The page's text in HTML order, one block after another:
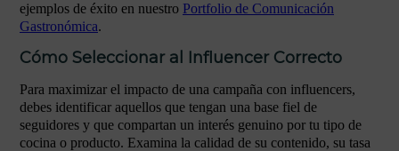
ejemplos de éxito en nuestro Portfolio de Comunicación
Gastronómica.
Cómo Seleccionar al Influencer Correcto
Para maximizar el impacto de una campaña con influencers,
debes identificar aquellos que tengan una base fiel de
seguidores y que compartan un interés genuino por tu tipo de
cocina o producto. Examina la calidad de su contenido, su tasa